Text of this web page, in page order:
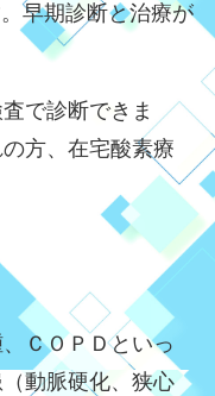
早期診断と治療が
で診断できま
方、在宅酸素療
ＣＯＰＤといっ
動脈硬化、狭心